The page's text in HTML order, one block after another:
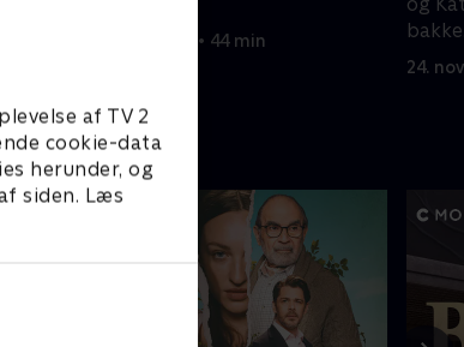
af TV 2
cookie-data
herunder, og
siden. Læs
24. november 2025 • 44 min
24.